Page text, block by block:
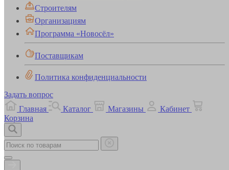
Строителям
Организациям
Программа «Новосёл»
Поставщикам
Политика конфиденциальности
Задать вопрос
Главная
Каталог Магазины
Кабинет
Корзина